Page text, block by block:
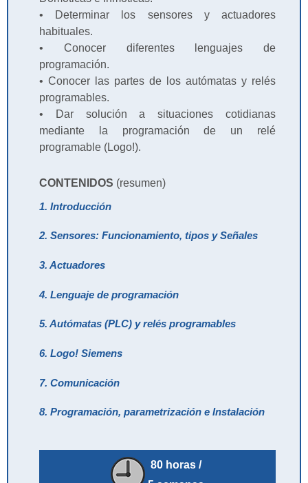
• Determinar los sensores y actuadores
habituales.
• Conocer diferentes lenguajes de
programación.
• Conocer las partes de los autómatas y relés
programables.
• Dar solución a situaciones cotidianas
mediante la programación de un relé
programable (Logo!).
CONTENIDOS (resumen)
1. Introducción
2. Sensores: Funcionamiento, tipos y Señales
3. Actuadores
4. Lenguaje de programación
5. Autómatas (PLC) y relés programables
6. Logo! Siemens
7. Comunicación
8. Programación, parametrización e Instalación
80 horas /